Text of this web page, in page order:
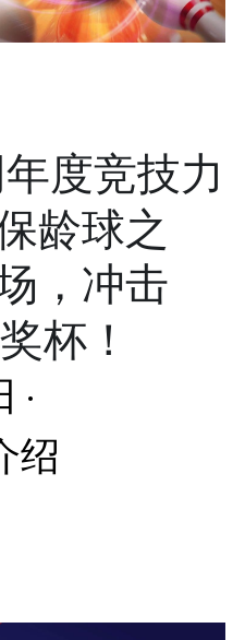
度竞技力
龄球之
，冲击
杯！
·
绍